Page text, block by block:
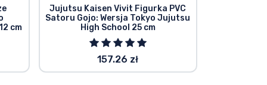
cm
Jujutsu Kaisen Vivit Figurka PVC
Satoru Gojo: Wersja Tokyo Jujutsu
High School 25 cm
157.26 zł